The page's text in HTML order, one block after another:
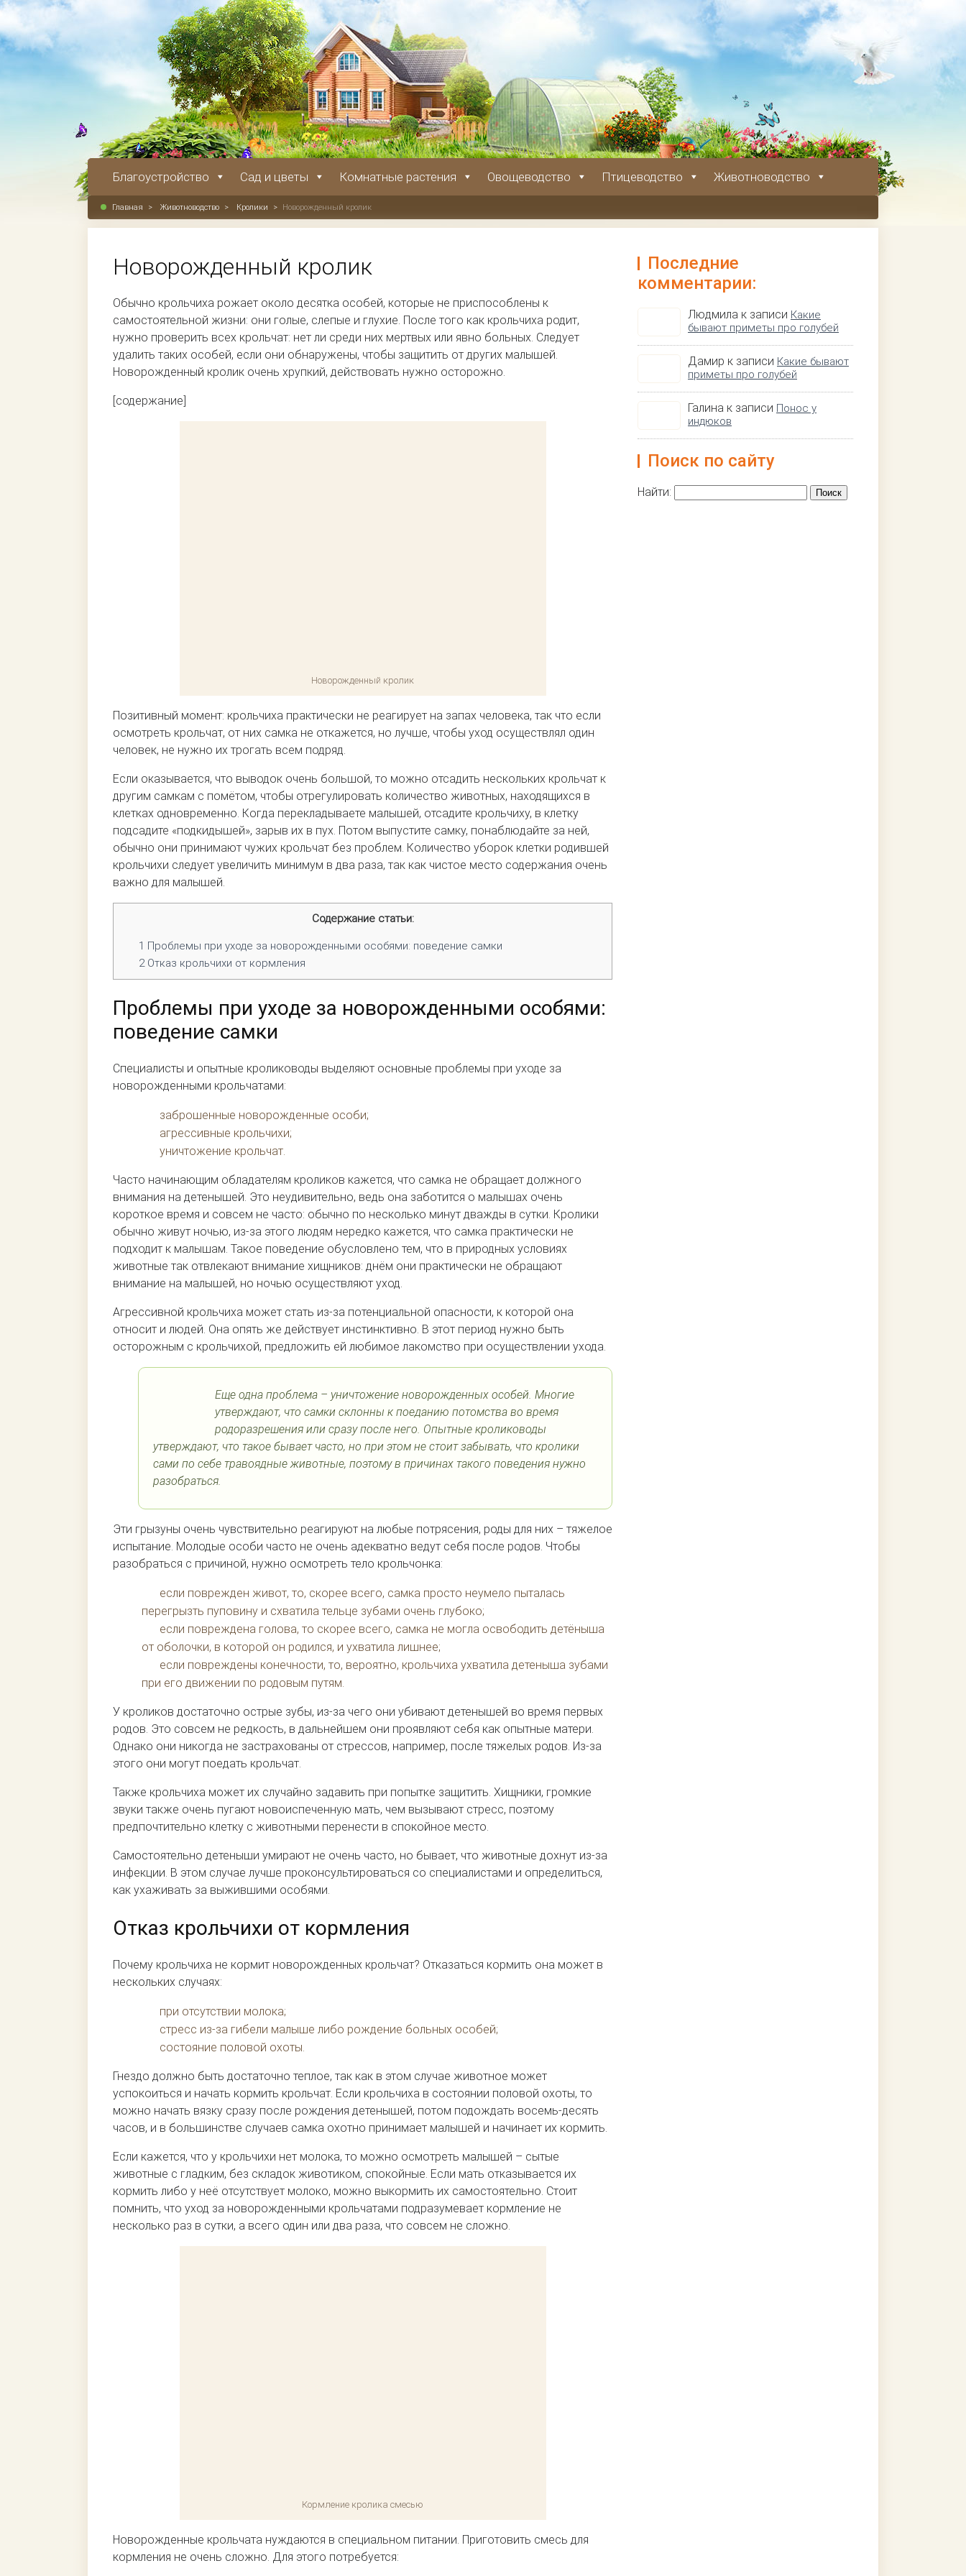
Благоустройство Сад и цветы Комнатные растения Овощеводство Птицеводство Животноводство
Главная > Животноводство > Кролики > Новорожденный кролик
Новорожденный кролик
Обычно крольчиха рожает около десятка особей, которые не приспособлены к
самостоятельной жизни: они голые, слепые и глухие. После того как крольчиха родит,
нужно проверить всех крольчат: нет ли среди них мертвых или явно больных. Следует
удалить таких особей, если они обнаружены, чтобы защитить от других малышей.
Новорожденный кролик очень хрупкий, действовать нужно осторожно.
[содержание]
Новорожденный кролик
Позитивный момент: крольчиха практически не реагирует на запах человека, так что если
осмотреть крольчат, от них самка не откажется, но лучше, чтобы уход осуществлял один
человек, не нужно их трогать всем подряд.
Если оказывается, что выводок очень большой, то можно отсадить нескольких крольчат к
другим самкам с помётом, чтобы отрегулировать количество животных, находящихся в
клетках одновременно. Когда перекладываете малышей, отсадите крольчиху, в клетку
подсадите «подкидышей», зарыв их в пух. Потом выпустите самку, понаблюдайте за ней,
обычно они принимают чужих крольчат без проблем. Количество уборок клетки родившей
крольчихи следует увеличить минимум в два раза, так как чистое место содержания очень
важно для малышей.
Содержание статьи:
1 Проблемы при уходе за новорожденными особями: поведение самки
2Отказ крольчихи от кормления
Проблемы при уходе за новорожденными особями:
поведение самки
Специалисты и опытные кролиководы выделяют основные проблемы при уходе за
новорожденными крольчатами:
заброшенные новорожденные особи;
агрессивные крольчихи;
уничтожение крольчат.
Часто начинающим обладателям кроликов кажется, что самка не обращает должного
внимания на детенышей. Это неудивительно, ведь она заботится о малышах очень
короткое время и совсем не часто: обычно по несколько минут дважды в сутки. Кролики
обычно живут ночью, из-за этого людям нередко кажется, что самка практически не
подходит к малышам. Такое поведение обусловлено тем, что в природных условиях
животные так отвлекают внимание хищников: днём они практически не обращают
внимание на малышей, но ночью осуществляют уход.
Агрессивной крольчиха может стать из-за потенциальной опасности, к которой она
относит и людей. Она опять же действует инстинктивно. В этот период нужно быть
осторожным с крольчихой, предложить ей любимое лакомство при осуществлении ухода.
Еще одна проблема – уничтожение новорожденных особей. Многие
утверждают, что самки склонны к поеданию потомства во время
родоразрешения или сразу после него. Опытные кролиководы
утверждают, что такое бывает часто, но при этом не стоит забывать, что кролики
сами по себе травоядные животные, поэтому в причинах такого поведения нужно
разобраться.
Эти грызуны очень чувствительно реагируют на любые потрясения, роды для них – тяжелое
испытание. Молодые особи часто не очень адекватно ведут себя после родов. Чтобы
разобраться с причиной, нужно осмотреть тело крольчонка:
если поврежден живот, то, скорее всего, самка просто неумело пыталась
перегрызть пуповину и схватила тельце зубами очень глубоко;
если повреждена голова, то скорее всего, самка не могла освободить детёныша
от оболочки, в которой он родился, и ухватила лишнее;
если повреждены конечности, то, вероятно, крольчиха ухватила детеныша зубами
при его движении по родовым путям.
У кроликов достаточно острые зубы, из-за чего они убивают детенышей во время первых
родов. Это совсем не редкость, в дальнейшем они проявляют себя как опытные матери.
Однако они никогда не застрахованы от стрессов, например, после тяжелых родов. Из-за
этого они могут поедать крольчат.
Также крольчиха может их случайно задавить при попытке защитить. Хищники, громкие
звуки также очень пугают новоиспеченную мать, чем вызывают стресс, поэтому
предпочтительно клетку с животными перенести в спокойное место.
Самостоятельно детеныши умирают не очень часто, но бывает, что животные дохнут из-за
инфекции. В этом случае лучше проконсультироваться со специалистами и определиться,
как ухаживать за выжившими особями.
Отказ крольчихи от кормления
Почему крольчиха не кормит новорожденных крольчат? Отказаться кормить она может в
нескольких случаях:
при отсутствии молока;
стресс из-за гибели малыше либо рождение больных особей;
состояние половой охоты.
Гнездо должно быть достаточно теплое, так как в этом случае животное может
успокоиться и начать кормить крольчат. Если крольчиха в состоянии половой охоты, то
можно начать вязку сразу после рождения детенышей, потом подождать восемь-десять
часов, и в большинстве случаев самка охотно принимает малышей и начинает их кормить.
Если кажется, что у крольчихи нет молока, то можно осмотреть малышей – сытые
животные с гладким, без складок животиком, спокойные. Если мать отказывается их
кормить либо у неё отсутствует молоко, можно выкормить их самостоятельно. Стоит
помнить, что уход за новорожденными крольчатами подразумевает кормление не
несколько раз в сутки, а всего один или два раза, что совсем не сложно.
Кормление кролика смесью
Новорожденные крольчата нуждаются в специальном питании. Приготовить смесь для
кормления не очень сложно. Для этого потребуется:
Последние
комментарии:
Людмила к записи Какие
бывают приметы про голубей
Дамир к записи Какие бывают
приметы про голубей
Галина к записи Понос у
индюков
Поиск по сайту
Найти: